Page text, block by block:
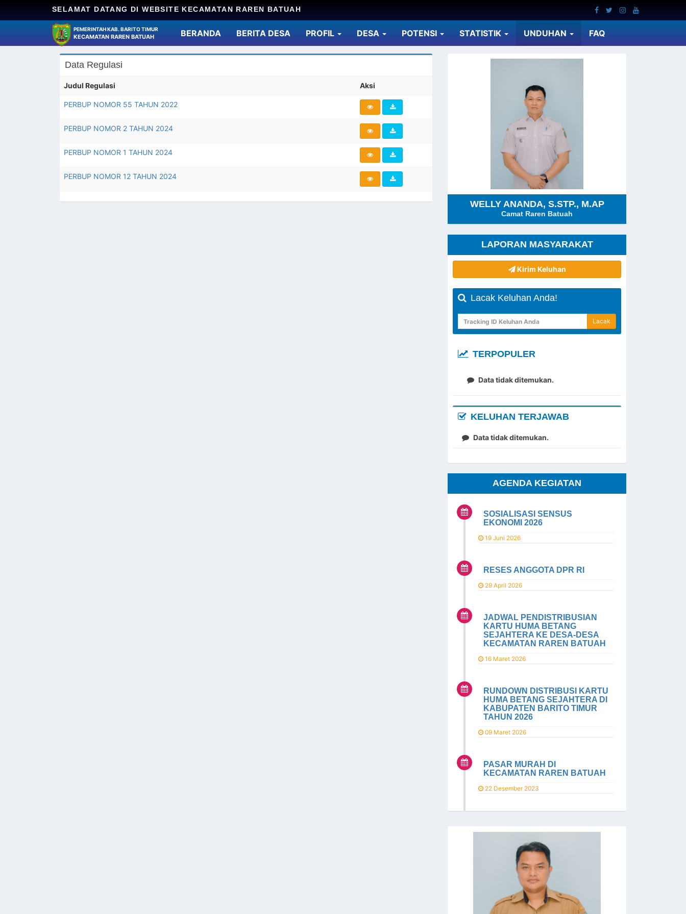
SELAMAT DATANG DI WEBSITE KECAMATAN RAREN BATUAH
PEMERINTAH KAB. BARITO TIMUR
KECAMATAN RAREN BATUAH BERANDA(current)
BERITA DESA PROFIL DESA POTENSI STATISTIK UNDUHAN FAQ
Data Regulasi
Judul Regulasi Aksi
PERBUP NOMOR 55 TAHUN 2022
PERBUP NOMOR 2 TAHUN 2024
PERBUP NOMOR 1 TAHUN 2024
PERBUP NOMOR 12 TAHUN 2024
WELLY ANANDA, S.STP., M.AP
Camat Raren Batuah
LAPORAN MASYARAKAT
Kirim Keluhan
Lacak Keluhan Anda!
Lacak
TERPOPULER
Data tidak ditemukan.
KELUHAN TERJAWAB
Data tidak ditemukan.
AGENDA KEGIATAN
SOSIALISASI SENSUS
EKONOMI 2026
19 Juni 2026
RESES ANGGOTA DPR RI
29 April 2026
JADWAL PENDISTRIBUSIAN
KARTU HUMA BETANG
SEJAHTERA KE DESA-DESA
KECAMATAN RAREN BATUAH
16 Maret 2026
RUNDOWN DISTRIBUSI KARTU
HUMA BETANG SEJAHTERA DI
KABUPATEN BARITO TIMUR
TAHUN 2026
09 Maret 2026
PASAR MURAH DI
KECAMATAN RAREN BATUAH
22 Desember 2023